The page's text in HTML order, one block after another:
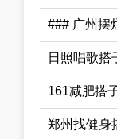
### 广州摆
日照唱歌搭
161减肥搭
郑州找健身